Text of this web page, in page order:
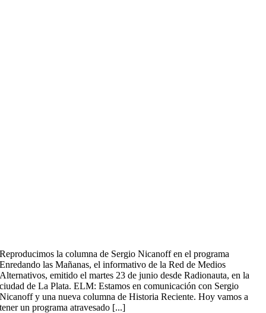
Reproducimos la columna de Sergio Nicanoff en el programa
Enredando las Mañanas, el informativo de la Red de Medios
Alternativos, emitido el martes 23 de junio desde Radionauta, en la
ciudad de La Plata. ELM: Estamos en comunicación con Sergio
Nicanoff y una nueva columna de Historia Reciente. Hoy vamos a
tener un programa atravesado [...]